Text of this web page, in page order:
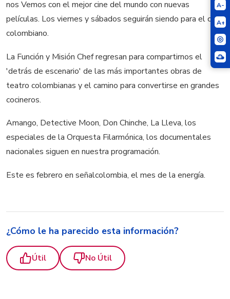
A-
A+
nos Vemos con el mejor cine del mundo con nuevas
películas. Los viernes y sábados seguirán siendo para el cine
colombiano.
La Función y Misión Chef regresan para compartirnos el
'detrás de escenario' de las más importantes obras de
teatro colombianas y el camino para convertirse en grandes
cocineros.
Amango, Detective Moon, Don Chinche, La Lleva, los
especiales de la Orquesta Filarmónica, los documentales
nacionales siguen en nuestra programación.
Este es febrero en señalcolombia, el mes de la energía.
¿Cómo le ha parecido esta información?
Útil No Útil